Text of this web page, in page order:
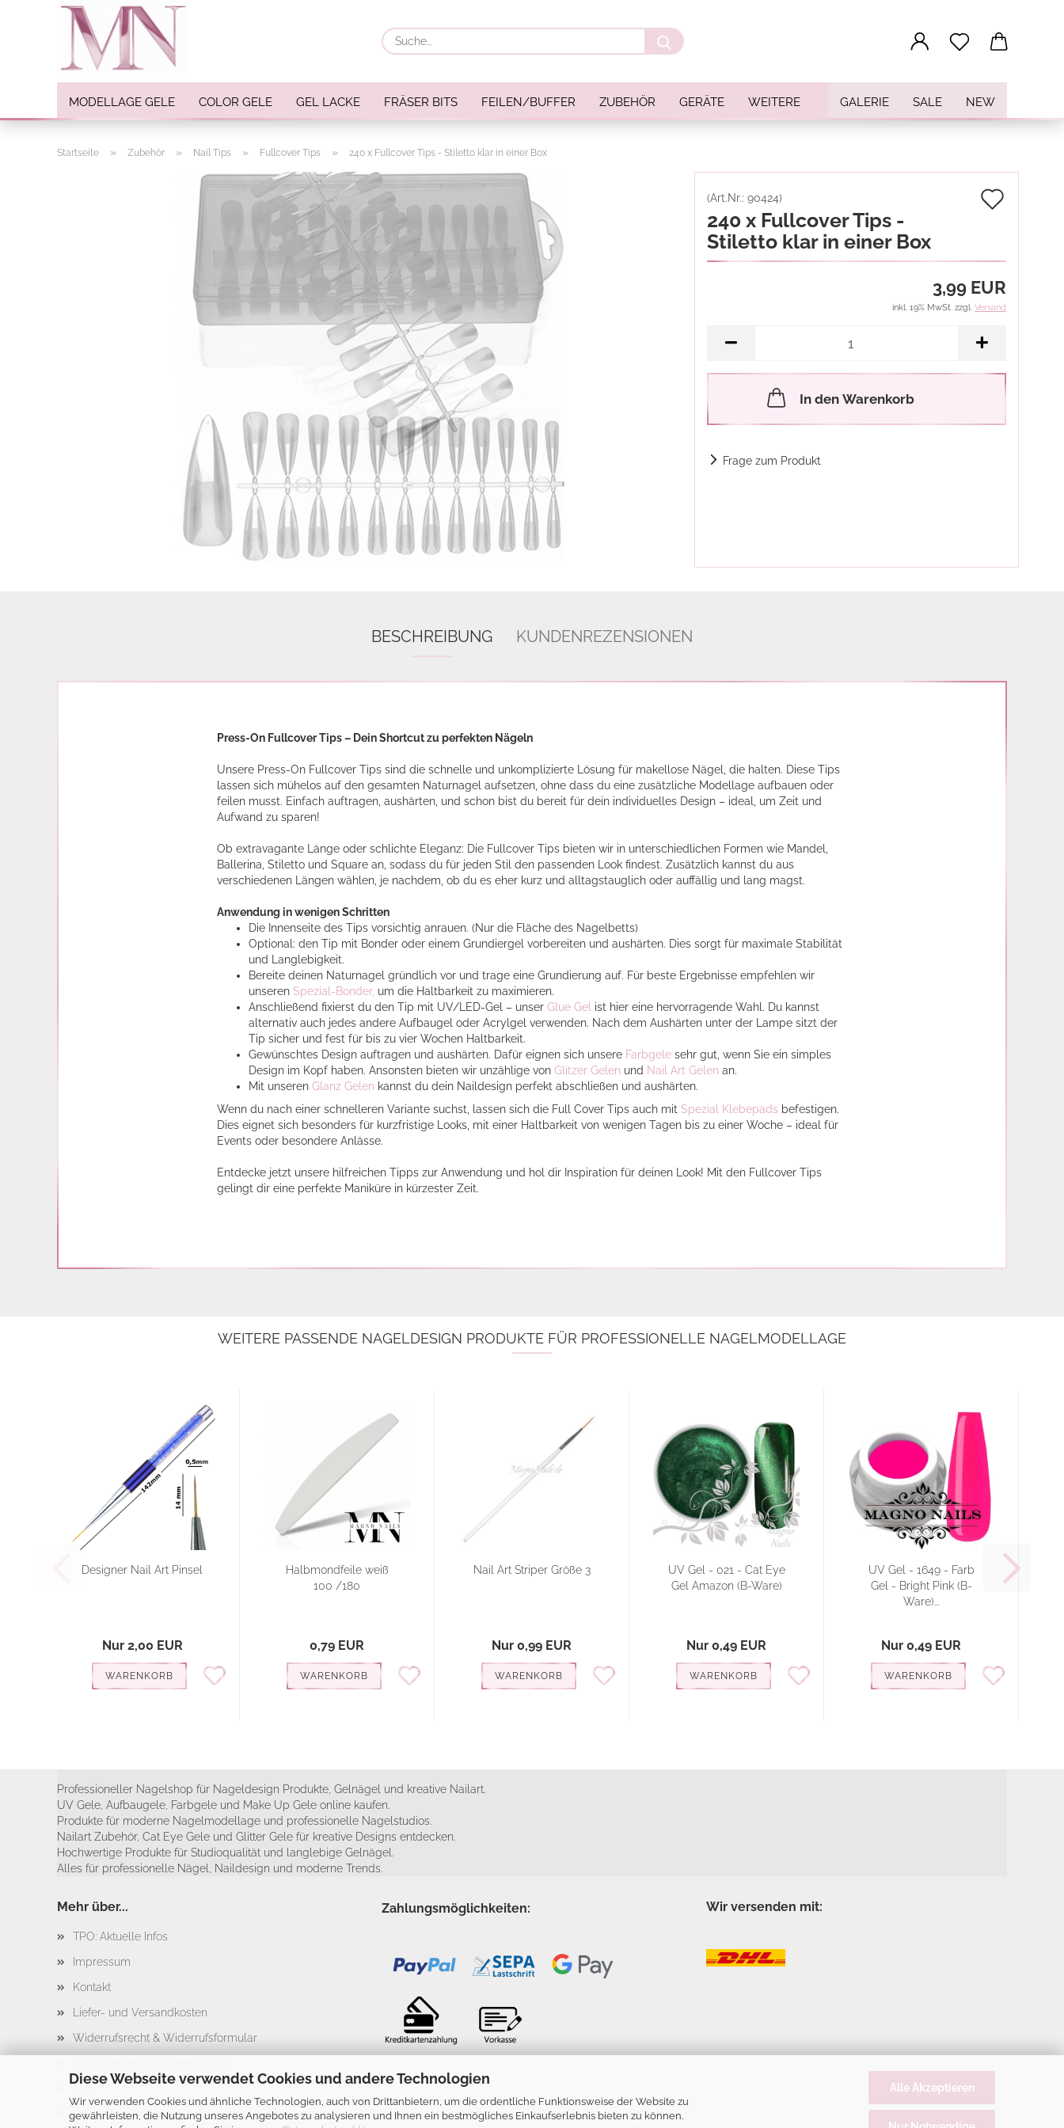
Diese Webseite verwendet Cookies und andere Technologien
Wir verwenden Cookies und ähnliche Technologien, auch von Drittanbietern, um die ordentliche Funktionsweise der Website zu
gewährleisten, die Nutzung unseres Angebotes zu analysieren und Ihnen ein bestmögliches Einkaufserlebnis bieten zu können.
Alle Akzeptieren
Suche...
MODELLAGE GELE COLOR GELE GEL LACKE FRÄSER BITS FEILEN/BUFFER ZUBEHÖR GERÄTE GALERIE SALE NEW
WEITERE
Strasssteine
Einlegemotive / Overlays
Pigmente
Nail Sticker
Nail Art Folien
Feine Acrylfarbe / Aquarell
Nail Piercing
Startseite » Zubehör » Nail Tips » Fullcover Tips » 240 x Fullcover Tips - Stiletto klar in einer Box
(Art.Nr.: 90424)
240 x Fullcover Tips -
Stiletto klar in einer Box
3,99 EUR
inkl. 19% MwSt. zzgl. Versand
In den Warenkorb
Frage zum Produkt
BESCHREIBUNG KUNDENREZENSIONEN
Press-On Fullcover Tips – Dein Shortcut zu perfekten Nägeln
Unsere Press-On Fullcover Tips sind die schnelle und unkomplizierte Lösung für makellose Nägel, die halten. Diese Tips
lassen sich mühelos auf den gesamten Naturnagel aufsetzen, ohne dass du eine zusätzliche Modellage aufbauen oder
feilen musst. Einfach auftragen, aushärten, und schon bist du bereit für dein individuelles Design – ideal, um Zeit und
Aufwand zu sparen!
Ob extravagante Länge oder schlichte Eleganz: Die Fullcover Tips bieten wir in unterschiedlichen Formen wie Mandel,
Ballerina, Stiletto und Square an, sodass du für jeden Stil den passenden Look findest. Zusätzlich kannst du aus
verschiedenen Längen wählen, je nachdem, ob du es eher kurz und alltagstauglich oder auffällig und lang magst.
Anwendung in wenigen Schritten
Die Innenseite des Tips vorsichtig anrauen. (Nur die Fläche des Nagelbetts)
Optional: den Tip mit Bonder oder einem Grundiergel vorbereiten und aushärten. Dies sorgt für maximale Stabilität
und Langlebigkeit.
Bereite deinen Naturnagel gründlich vor und trage eine Grundierung auf. Für beste Ergebnisse empfehlen wir
unseren Spezial-Bonder, um die Haltbarkeit zu maximieren.
Anschließend fixierst du den Tip mit UV/LED-Gel – unser Glue Gel ist hier eine hervorragende Wahl. Du kannst
alternativ auch jedes andere Aufbaugel oder Acrylgel verwenden. Nach dem Aushärten unter der Lampe sitzt der
Tip sicher und fest für bis zu vier Wochen Haltbarkeit.
Gewünschtes Design auftragen und aushärten. Dafür eignen sich unsere Farbgele sehr gut, wenn Sie ein simples
Design im Kopf haben. Ansonsten bieten wir unzählige von Glitzer Gelen und Nail Art Gelen an.
Mit unseren Glanz Gelen kannst du dein Naildesign perfekt abschließen und aushärten.
Wenn du nach einer schnelleren Variante suchst, lassen sich die Full Cover Tips auch mit Spezial Klebepads befestigen.
Dies eignet sich besonders für kurzfristige Looks, mit einer Haltbarkeit von wenigen Tagen bis zu einer Woche – ideal für
Events oder besondere Anlässe.
Entdecke jetzt unsere hilfreichen Tipps zur Anwendung und hol dir Inspiration für deinen Look! Mit den Fullcover Tips
gelingt dir eine perfekte Maniküre in kürzester Zeit.
WEITERE PASSENDE NAGELDESIGN PRODUKTE FÜR PROFESSIONELLE NAGELMODELLAGE
Designer Nail Art Pinsel
Nur 2,00 EUR
WARENKORB
Halbmondfeile weiß
100 /180
0,79 EUR
WARENKORB
Nail Art Striper Größe 3
Nur 0,99 EUR
WARENKORB
UV Gel - 021 - Cat Eye
Gel Amazon (B-Ware)
Nur 0,49 EUR
WARENKORB
UV Gel - 1649 - Farb
Gel - Bright Pink (B-
Ware)...
Nur 0,49 EUR
WARENKORB
Professioneller Nagelshop für Nageldesign Produkte, Gelnägel und kreative Nailart.
UV Gele, Aufbaugele, Farbgele und Make Up Gele online kaufen.
Produkte für moderne Nagelmodellage und professionelle Nagelstudios.
Nailart Zubehör, Cat Eye Gele und Glitter Gele für kreative Designs entdecken.
Hochwertige Produkte für Studioqualität und langlebige Gelnägel.
Alles für professionelle Nägel, Naildesign und moderne Trends.
Mehr über...
TPO: Aktuelle Infos
Impressum
Kontakt
Liefer- und Versandkosten
Widerrufsrecht & Widerrufsformular
Cookie Einstellungen
Zahlungsmöglichkeiten: Wir versenden mit: